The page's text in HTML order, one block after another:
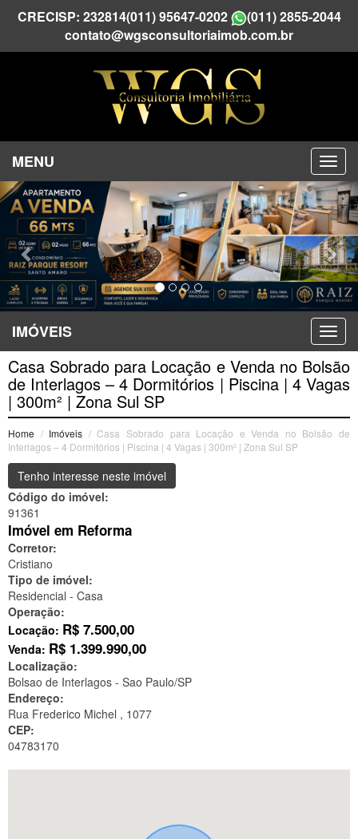
CRECISP: 232814(011) 95647-0202
(011) 2855-2044
contato@wgsconsultoriaimob.com.br
MENU
Previous
IMÓVEIS
Casa Sobrado para Locação e Venda no Bolsão
de Interlagos – 4 Dormitórios | Piscina | 4 Vagas
| 300m² | Zona Sul SP
Home / Imóveis / Casa Sobrado para Locação e Venda no Bolsão de
Interlagos – 4 Dormitórios | Piscina | 4 Vagas | 300m² | Zona Sul SP
Tenho interesse neste imóvel
Código do imóvel:
91361
Imóvel em Reforma
Corretor:
Cristiano
Tipo de imóvel:
Residencial - Casa
Operação:
Locação: R$ 7.500,00
Venda: R$ 1.399.990,00
Localização:
Bolsao de Interlagos - Sao Paulo/SP
Endereço:
Rua Frederico Michel , 1077
CEP:
04783170